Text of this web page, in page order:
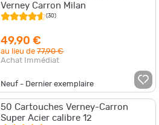
Verney Carron Milan
(30)
49,90 €
au lieu de77,90 €
Achat Immédiat
Neuf - Dernier exemplaire
50 Cartouches Verney-Carron
Super Acier calibre 12